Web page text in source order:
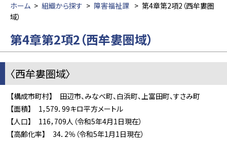
ホーム > 組織から探す > 障害福祉課 > 第4章第2項2（西牟婁圏
域）
第4章第2項2（西牟婁圏域）
〈西牟婁圏域〉
【構成市町村】 田辺市、みなべ町、白浜町、上富田町、すさみ町
【面積】 1，579．99キロ平方メートル
【人口】 116，709人（令和5年4月1日現在）
【高齢化率】 34．2％（令和5年1月1日現在）